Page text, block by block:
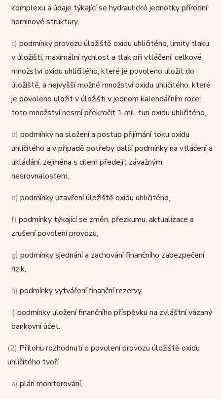
komplexu a údaje týkající se hydraulické jednotky přírodní
horninové struktury,
c) podmínky provozu úložiště oxidu uhličitého, limity tlaku
v úložišti, maximální rychlost a tlak při vtláčení, celkové
množství oxidu uhličitého, které je povoleno uložit do
úložiště, a nejvyšší možné množství oxidu uhličitého, které
je povoleno uložit v úložišti v jednom kalendářním roce;
toto množství nesmí překročit 1 mil. tun oxidu uhličitého,
d) podmínky na složení a postup přijímání toku oxidu
uhličitého a v případě potřeby další podmínky na vtláčení a
ukládání, zejména s cílem předejít závažným
nesrovnalostem,
e) podmínky uzavření úložiště oxidu uhličitého,
f) podmínky týkající se změn, přezkumu, aktualizace a
zrušení povolení provozu,
g) podmínky sjednání a zachování finančního zabezpečení
rizik,
h) podmínky vytváření finanční rezervy,
i) podmínky uložení finančního příspěvku na zvláštní vázaný
bankovní účet.
(2) Přílohu rozhodnutí o povolení provozu úložiště oxidu
uhličitého tvoří
a) plán monitorování,